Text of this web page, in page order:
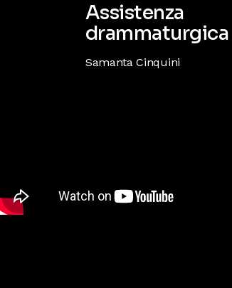
Assistenza
drammaturgica
Samanta Cinquini